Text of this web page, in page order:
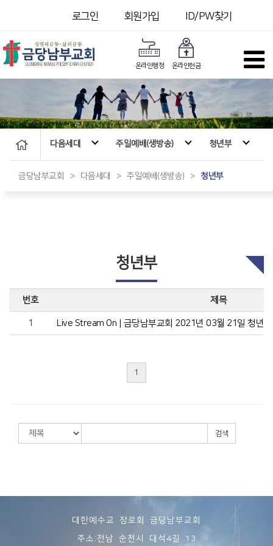
로그인 회원가입 ID/PW찾기
온라인행정 온라인헌금
다음세대 주일예배(생방송) 청년부
금당남부교회 > 다음세대 > 주일예배(생방송) > 청년부
청년부
번호 제목
1 Live Stream On | 금당남부교회 2021년 03월 21일 청년
1
검색
대한예수교 장로회 금당남부교회
주소:전남 순천시 대석4길 13